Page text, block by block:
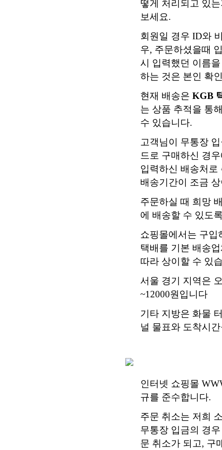
떻게 처리되고 있
보세요.
회원일 경우 ID와
우, 주문하셨을때
시 입력했던 이름
하는 것은 본인 확
현재 배송은 KGB
는 상품 추적을 통
수 있습니다.
고객님이 무통장
드로 구매하신 경
입력하신 배송처로
배송기간이 조금
주문하실 때 희망
에 배송할 수 있도
쇼핑몰에서는 구입
택배를 기본 배송
따라 상이할 수 있
서울 경기 지역은
~12000원입니다
기타 지방은 화물
널 물표와 도착시
인터넷 쇼핑몰
규를 준수합니다.
주문 취소는 저희
무통장 입금의 경
문 취소가 되고, 구